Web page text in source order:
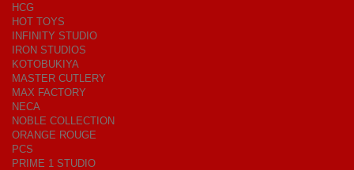
HCG
HOT TOYS
INFINITY STUDIO
IRON STUDIOS
KOTOBUKIYA
MASTER CUTLERY
MAX FACTORY
NECA
NOBLE COLLECTION
ORANGE ROUGE
PCS
PRIME 1 STUDIO